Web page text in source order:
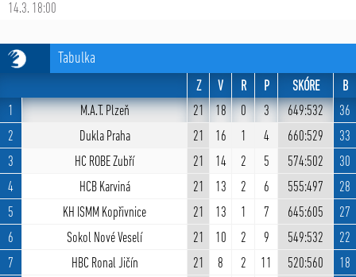
14.3. 18:00
Tabulka
Z V R P SKÓRE
B
1
M.A.T. Plzeň 21 18 0 3 649:532
36
2
Dukla Praha 21 16 1 4 660:529
33
3
HC ROBE Zubří 21 14 2 5 574:502
30
4
HCB Karviná 21 13 2 6 555:497
28
5
KH ISMM Kopřivnice 21 13 1 7 645:605
27
6
Sokol Nové Veselí 21 10 2 9 549:532
22
7
HBC Ronal Jičín 21 8 2 11 520:560
18